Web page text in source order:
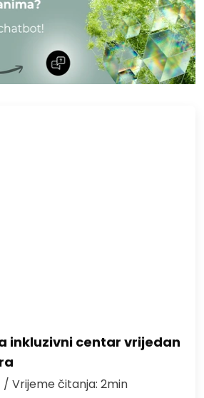
inkluzivni centar vrijedan
/ Vrijeme čitanja: 2min